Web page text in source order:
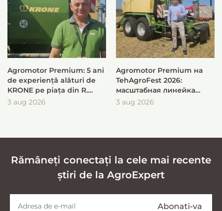
Agromotor Premium: 5 ani
de experiență alături de
KRONE pe piața din R.
Moldova
3 aug 2026
Agromotor Premium на
TehAgroFest 2026:
масштабная линейка
KRONE для быстрой и
3 aug 2026
Rămâneți conectați la cele mai recente
știri de la AgroExpert